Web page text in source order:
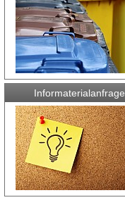
Informaterialanfrage